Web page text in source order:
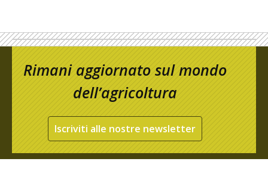
Rimani aggiornato sul mondo
dell’agricoltura
Iscriviti alle nostre newsletter